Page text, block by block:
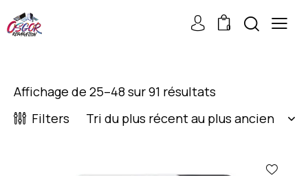
0
Affichage de 25–48 sur 91 résultats
Filters